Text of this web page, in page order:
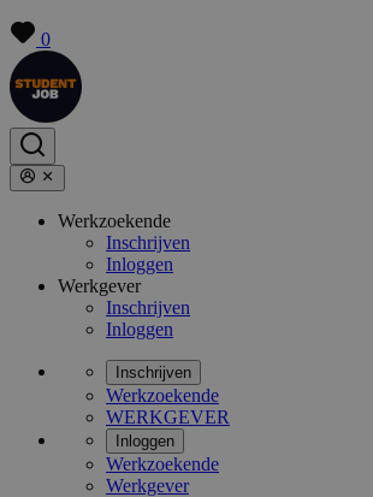
0
Werkzoekende
Inschrijven
Inloggen
Werkgever
Inschrijven
Inloggen
Inschrijven
Werkzoekende
WERKGEVER
Inloggen
Werkzoekende
Werkgever